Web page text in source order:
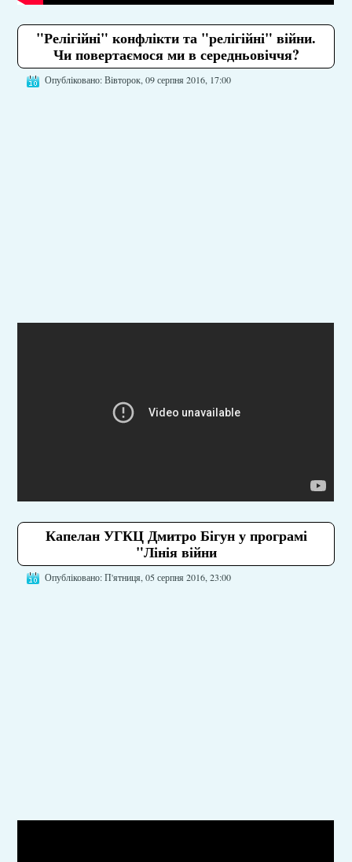
"Релігійні" конфлікти та "релігійні" війни.
Чи повертаємося ми в середньовіччя?
Опубліковано: Вівторок, 09 серпня 2016, 17:00
Капелан УГКЦ Дмитро Бігун у програмі
"Лінія війни
Опубліковано: П'ятниця, 05 серпня 2016, 23:00